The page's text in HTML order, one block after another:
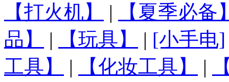
【打火机】
|
【夏季必备
品】
| 【玩具】 | [小手电]
工具】
| 【化妆工具】 |